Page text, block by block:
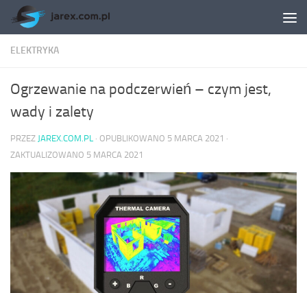
Skip to content
ELEKTRYKA
Ogrzewanie na podczerwień – czym jest,
wady i zalety
PRZEZ JAREX.COM.PL · OPUBLIKOWANO 5 MARCA 2021 ·
ZAKTUALIZOWANO 5 MARCA 2021